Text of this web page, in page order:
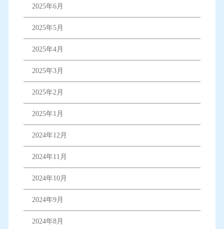
2025年6月
2025年5月
2025年4月
2025年3月
2025年2月
2025年1月
2024年12月
2024年11月
2024年10月
2024年9月
2024年8月